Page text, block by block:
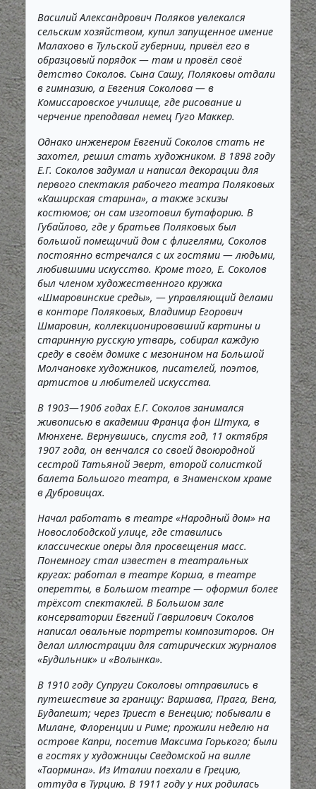
Василий Александрович Поляков увлекался
сельским хозяйством, купил запущенное имение
Малахово в Тульской губернии, привёл его в
образцовый порядок — там и провёл своё
детство Соколов. Сына Сашу, Поляковы отдали
в гимназию, а Евгения Соколова — в
Комиссаровское училище, где рисование и
черчение преподавал немец Гуго Маккер.
Однако инженером Евгений Соколов стать не
захотел, решил стать художником. В 1898 году
Е.Г. Соколов задумал и написал декорации для
первого спектакля рабочего театра Поляковых
«Каширская старина», а также эскизы
костюмов; он сам изготовил бутафорию. В
Губайлово, где у братьев Поляковых был
большой помещичий дом с флигелями, Соколов
постоянно встречался с их гостями — людьми,
любившими искусство. Кроме того, Е. Соколов
был членом художественного кружка
«Шмаровинские среды», — управляющий делами
в конторе Поляковых, Владимир Егорович
Шмаровин, коллекционировавший картины и
старинную русскую утварь, собирал каждую
среду в своём домике с мезонином на Большой
Молчановке художников, писателей, поэтов,
артистов и любителей искусства.
В 1903—1906 годах Е.Г. Соколов занимался
живописью в академии Франца фон Штука, в
Мюнхене. Вернувшись, спустя год, 11 октября
1907 года, он венчался со своей двоюродной
сестрой Татьяной Эверт, второй солисткой
балета Большого театра, в Знаменском храме
в Дубровицах.
Начал работать в театре «Народный дом» на
Новослободской улице, где ставились
классические оперы для просвещения масс.
Понемногу стал известен в театральных
кругах: работал в театре Корша, в театре
оперетты, в Большом театре — оформил более
трёхсот спектаклей. В Большом зале
консерватории Евгений Гаврилович Соколов
написал овальные портреты композиторов. Он
делал иллюстрации для сатирических журналов
«Будильник» и «Волынка».
В 1910 году Супруги Соколовы отправились в
путешествие за границу: Варшава, Прага, Вена,
Будапешт; через Триест в Венецию; побывали в
Милане, Флоренции и Риме; прожили неделю на
острове Капри, посетив Максима Горького; были
в гостях у художницы Сведомской на вилле
«Таормина». Из Италии поехали в Грецию,
оттуда в Турцию. В 1911 году у них родилась